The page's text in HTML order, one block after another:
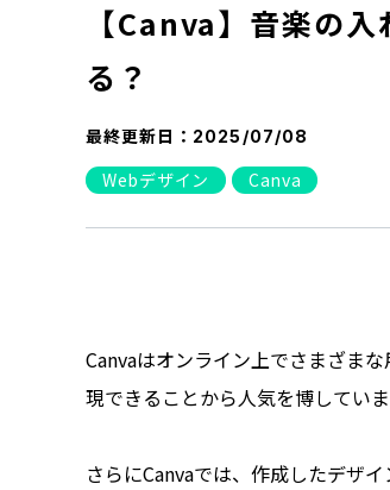
【Canva】音楽の
る？
最終更新日： 2025/07/08
Webデザイン Canva
Canvaはオンライン上でさまざま
現できることから人気を博していま
さらにCanvaでは、作成したデザ